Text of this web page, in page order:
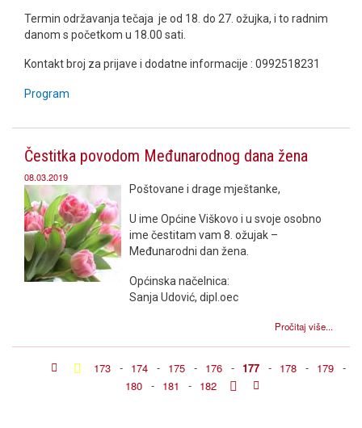
Termin održavanja tečaja je od 18. do 27. ožujka, i to radnim
danom s početkom u 18.00 sati.
Kontakt broj za prijave i dodatne informacije : 0992518231
Program
Čestitka povodom Međunarodnog dana žena
08.03.2019
Poštovane i drage mještanke,
U ime Općine Viškovo i u svoje osobno
ime čestitam vam 8. ožujak –
Međunarodni dan žena.
Općinska načelnica:
Sanja Udović, dipl.oec
Pročitaj više...
173 - 174 - 175 - 176 - 177 - 178 - 179 -
180 - 181 - 182